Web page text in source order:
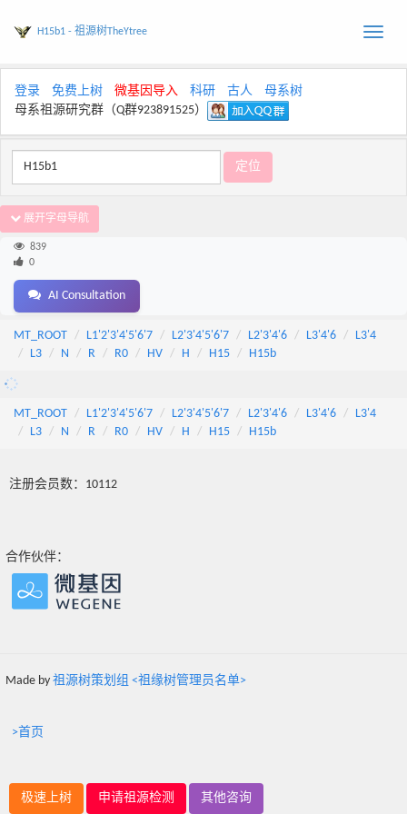
Toggle
H15b1 - 祖源树TheYtree
登录 免费上树 微基因导入 科研 古人
母系树
母系祖源研究群（Q群923891525）
展开字母导航
839
0
AI Consultation
MT_ROOT L1'2'3'4'5'6'7 L2'3'4'5'6'7 L2'3'4'6 L3'4'6
L3'4
L3
N R R0 HV H H15 H15b
MT_ROOT L1'2'3'4'5'6'7 L2'3'4'5'6'7 L2'3'4'6 L3'4'6
L3'4
L3
N R R0 HV H H15 H15b
注册会员数：10112
合作伙伴：
Made by 祖源树策划组 <祖缘树管理员名单>
>首页
极速上树 申请祖源检测 其他咨询